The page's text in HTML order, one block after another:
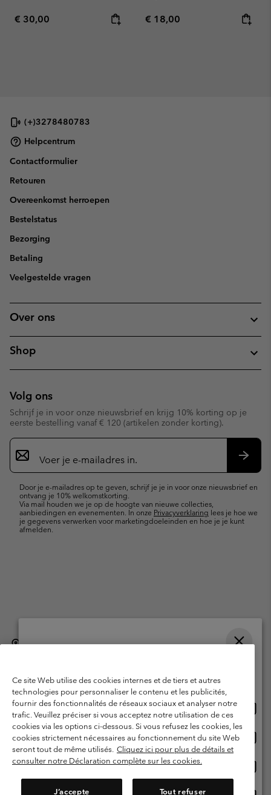
Regular price:
€ 30,00 Regular price:
€ 18,00
(+)3278480783
Helpcentrum
Contactformulier
Retouren
Overeenkomst herroepen
Bestelstatus
Bezorging
Betaling
Veelgestelde vragen
Over ons
Shop
Volg ons
Schrijf je in voor onze nieuwsbrief en krijg 10% korting op je
eerste bestelling vanaf € 120 (artikelen zonder korting).
Aanmelden
voor
e-
Door je e-mailadres op te geven, schrijf je je in voor onze nieuwsbrief en
ontvang je 10% welkomstkorting.
Via mail houden we je op de hoogte van nieuwe collecties,
aanbiedingen en evenementen. In onze Privacyverklaring lees je hoe we
je gegevens verwerken voor marketingdoeleinden en hoe je je kunt
afmelden.
België (Nederlands) | English ›| français ›
Gebruiksvoorwaarden
Verkoopvoorwaarden
Garantie
Privacybeleid
Gebruiksvoorwaarden voor lidmaatschap
Voorwaarden voor door gebruikers gegenereerde inhoud
Impressum
Cookies
Ce site Web utilise des cookies internes et de tiers et autres
technologies pour personnaliser le contenu et les publicités,
fournir des fonctionnalités de réseaux sociaux et analyser notre
trafic. Veuillez préciser si vous acceptez notre utilisation de ces
cookies via les options ci-dessous. Si vous refusez les cookies, les
cookies strictement nécessaires au fonctionnement du site Web
seront tout de même utilisés. Cliquez ici pour plus de détails et
consulter notre Déclaration complète sur les cookies.
J’accepte Tout refuser
Online shoppen beschikbaar
United States
Belgium-English
Belgium-Français